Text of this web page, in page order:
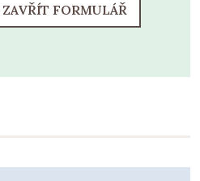
ZAVŘÍT FORMULÁŘ